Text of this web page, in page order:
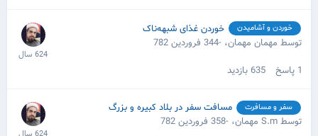
خوردن و آشامیدن خوردن غذای شبهه‌ناک
توسط مهمان مهمان،-344 فروردین 782
پاسخ 635بازدید
سفر و مسافرت مسافت سفر در بلاد کبیره و بزرگ
توسط S.m مهمان،
-358 فروردین 782